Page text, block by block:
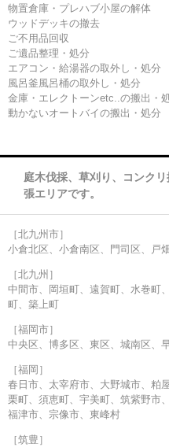
物置倉庫・プレハブ小屋の解体
ウッドデッキの撤去
ご不用品回収
ご遺品整理・処分
エアコン・給湯器の取外し・処分
風呂釜風呂桶の取外し・処分
金庫・エレクトーンetc..の搬出・
動かないオートバイの搬出・処分
庭木伐採、草刈り、コンク
張エリアです。
［北九州市］
小倉北区、小倉南区、門司区、戸
［北九州］
中間市、岡垣町、遠賀町、水巻町
町、築上町
［福岡市］
中央区、博多区、東区、城南区、
［福岡］
春日市、太宰府市、大野城市、粕
栗町、須恵町、宇美町、筑紫野市
福津市、宗像市、東峰村
［筑豊］